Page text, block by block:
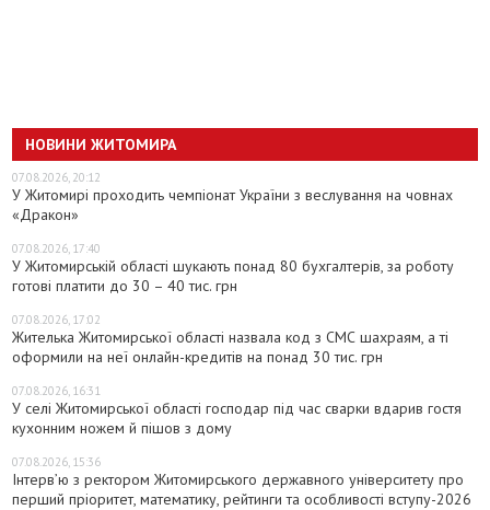
НОВИНИ ЖИТОМИРА
07.08.2026, 20:12
У Житомирі проходить чемпіонат України з веслування на човнах
«Дракон»
07.08.2026, 17:40
У Житомирській області шукають понад 80 бухгалтерів, за роботу
готові платити до 30 – 40 тис. грн
07.08.2026, 17:02
Жителька Житомирської області назвала код з СМС шахраям, а ті
оформили на неї онлайн-кредитів на понад 30 тис. грн
07.08.2026, 16:31
У селі Житомирської області господар під час сварки вдарив гостя
кухонним ножем й пішов з дому
07.08.2026, 15:36
Інтерв’ю з ректором Житомирського державного університету про
перший пріоритет, математику, рейтинги та особливості вступу-2026